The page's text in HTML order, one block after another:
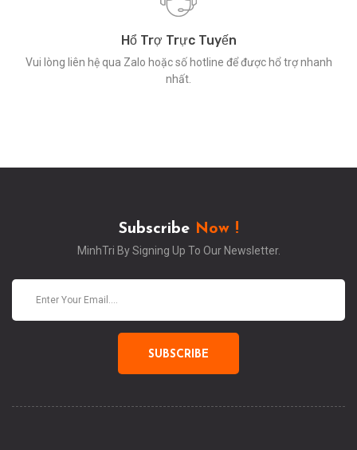
Hổ Trợ Trực Tuyến
Vui lòng liên hệ qua Zalo hoặc số hotline để được hổ trợ nhanh
nhất.
Subscribe Now !
MinhTri By Signing Up To Our Newsletter.
SUBSCRIBE